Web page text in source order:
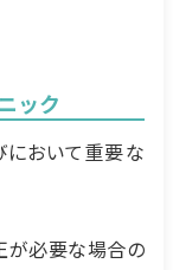
ック
において重要な
が必要な場合の